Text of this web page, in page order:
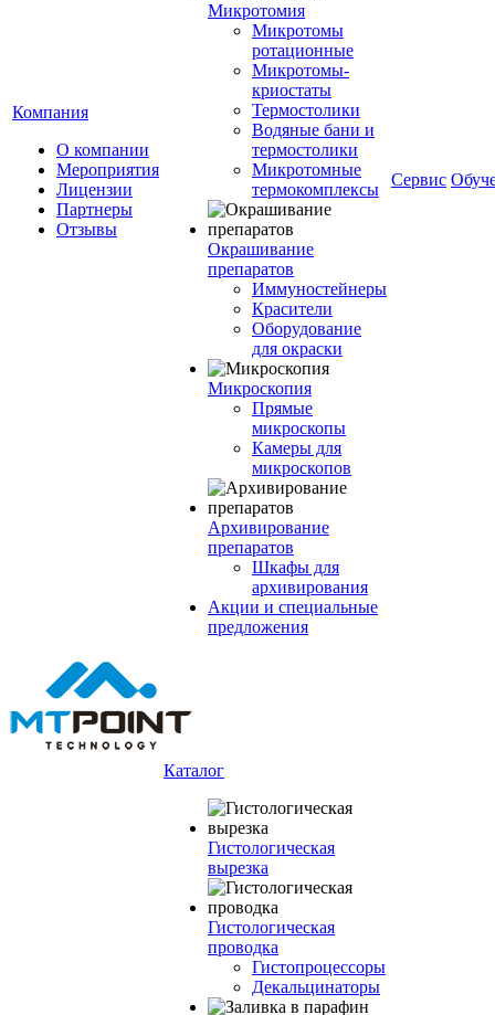
Компания
О компании
Мероприятия
Лицензии
Партнеры
Отзывы
Микротомия
Микротомы
ротационные
Микротомы-
криостаты
Термостолики
Водяные бани и
термостолики
Микротомные
термокомплексы
Окрашивание
препаратов
Иммуностейнеры
Красители
Оборудование
для окраски
Микроскопия
Прямые
микроскопы
Камеры для
микроскопов
Архивирование
препаратов
Шкафы для
архивирования
Акции и специальные
предложения
Сервис
Каталог
Гистологическая
вырезка
Гистологическая
проводка
Гистопроцессоры
Декальцинаторы